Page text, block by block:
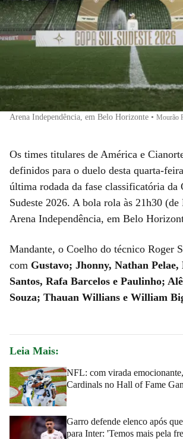
Arena Independência, em Belo Horizonte • Mourão
Os times titulares de América e
definidos para o duelo desta quarta-
última rodada da fase classificatória da
Sudeste 2026. A bola rola às 21h30
Arena Independência, em Belo
Mandante, o Coelho do técnico Roger
com Gustavo; Jhonny, Nathan Pelae,
Santos, Rafa Barcelos e Paulinho;
Souza; Thauan Willians e William
Leia Mais:
NFL: com virada
Cardinals no Hall of Fame
Garro defende elenco após
para Inter: 'Temos mais pela